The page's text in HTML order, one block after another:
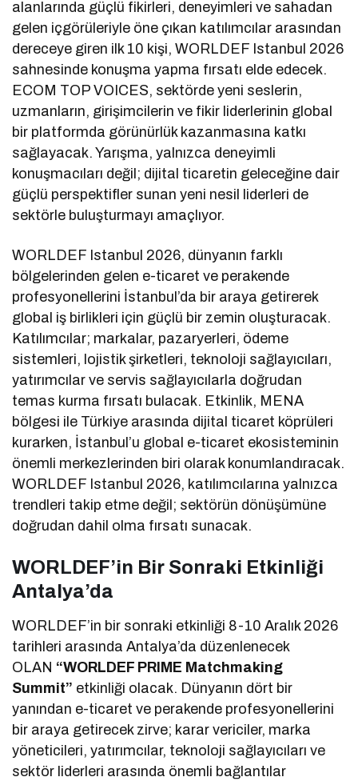
alanlarında güçlü fikirleri, deneyimleri ve sahadan
gelen içgörüleriyle öne çıkan katılımcılar arasından
dereceye giren ilk 10 kişi, WORLDEF Istanbul 2026
sahnesinde konuşma yapma fırsatı elde edecek.
ECOM TOP VOICES, sektörde yeni seslerin,
uzmanların, girişimcilerin ve fikir liderlerinin global
bir platformda görünürlük kazanmasına katkı
sağlayacak. Yarışma, yalnızca deneyimli
konuşmacıları değil; dijital ticaretin geleceğine dair
güçlü perspektifler sunan yeni nesil liderleri de
sektörle buluşturmayı amaçlıyor.
WORLDEF Istanbul 2026, dünyanın farklı
bölgelerinden gelen e-ticaret ve perakende
profesyonellerini İstanbul’da bir araya getirerek
global iş birlikleri için güçlü bir zemin oluşturacak.
Katılımcılar; markalar, pazaryerleri, ödeme
sistemleri, lojistik şirketleri, teknoloji sağlayıcıları,
yatırımcılar ve servis sağlayıcılarla doğrudan
temas kurma fırsatı bulacak. Etkinlik, MENA
bölgesi ile Türkiye arasında dijital ticaret köprüleri
kurarken, İstanbul’u global e-ticaret ekosisteminin
önemli merkezlerinden biri olarak konumlandıracak.
WORLDEF Istanbul 2026, katılımcılarına yalnızca
trendleri takip etme değil; sektörün dönüşümüne
doğrudan dahil olma fırsatı sunacak.
WORLDEF’in Bir Sonraki Etkinliği
Antalya’da
WORLDEF’in bir sonraki etkinliği 8-10 Aralık 2026
tarihleri arasında Antalya’da düzenlenecek
OLAN “WORLDEF PRIME Matchmaking
Summit” etkinliği olacak. Dünyanın dört bir
yanından e-ticaret ve perakende profesyonellerini
bir araya getirecek zirve; karar vericiler, marka
yöneticileri, yatırımcılar, teknoloji sağlayıcıları ve
sektör liderleri arasında önemli bağlantılar